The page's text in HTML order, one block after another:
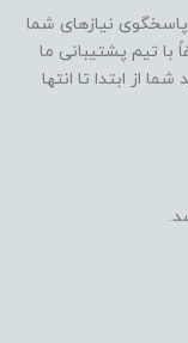
نیازهای شما
با تیم پشتیبانی ما
از ابتدا تا انتها